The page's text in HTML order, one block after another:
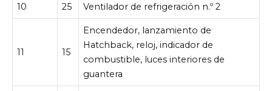
10 25 Ventilador de refrigeración n.º 2
11 15
Encendedor, lanzamiento de
Hatchback, reloj, indicador de
combustible, luces interiores de
guantera